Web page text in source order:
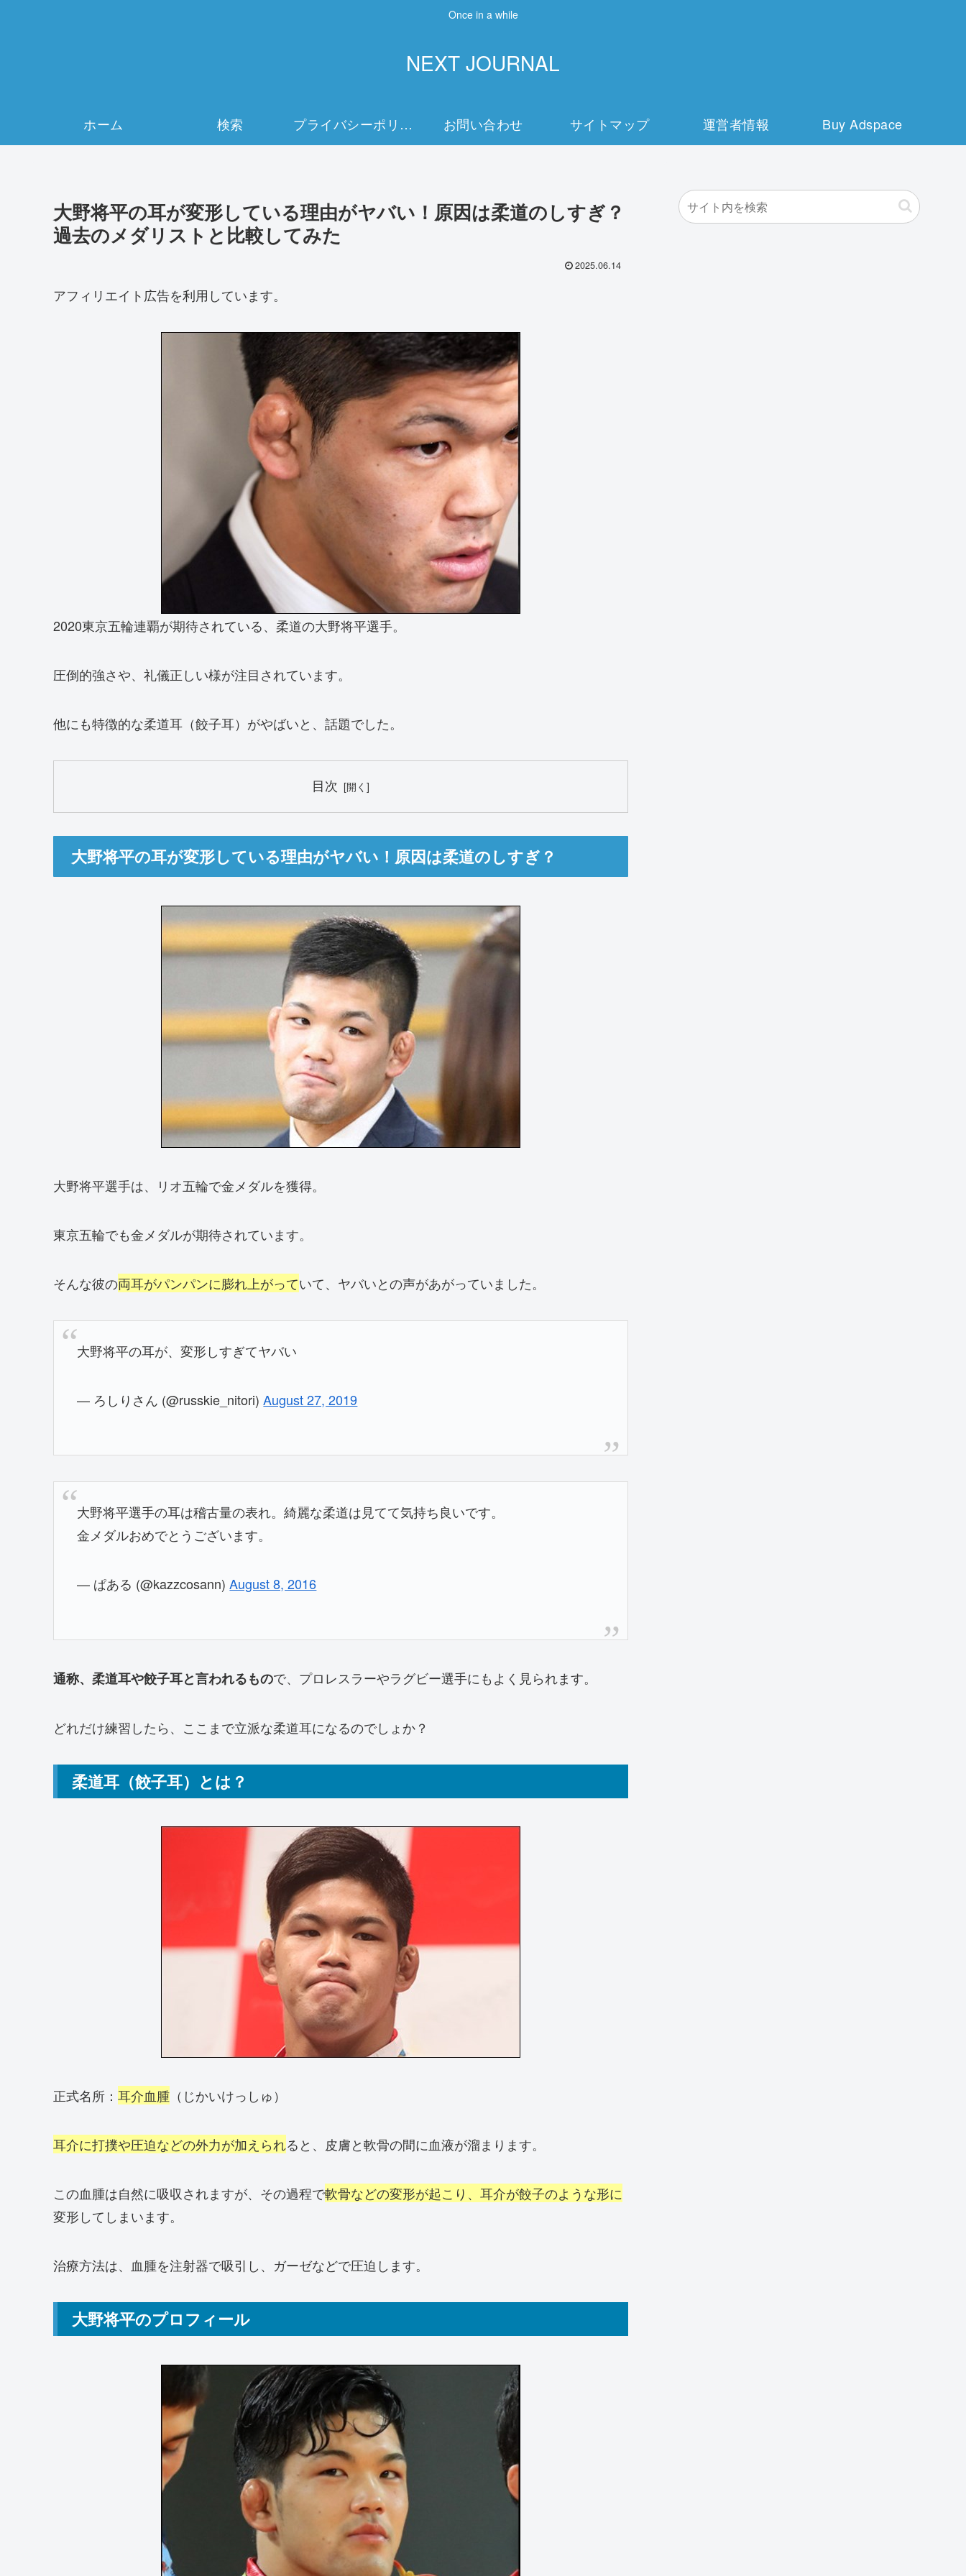
Once in a while
NEXT JOURNAL
ホーム 検索 プライバシーポリシー お問い合わせ サイトマップ 運営者情報 Buy Adspace
大野将平の耳が変形している理由がヤバい！原因は柔道のしすぎ？
過去のメダリストと比較してみた
2025.06.14
アフィリエイト広告を利用しています。
2020東京五輪連覇が期待されている、柔道の大野将平選手。
圧倒的強さや、礼儀正しい様が注目されています。
他にも特徴的な柔道耳（餃子耳）がやばいと、話題でした。
目次
大野将平の耳が変形している理由がヤバい！原因は柔道のしすぎ？
大野将平選手は、リオ五輪で金メダルを獲得。
東京五輪でも金メダルが期待されています。
そんな彼の両耳がパンパンに膨れ上がっていて、ヤバいとの声があがっていました。
大野将平の耳が、変形しすぎてヤバい
— ろしりさん (@russkie_nitori)August 27, 2019
大野将平選手の耳は稽古量の表れ。綺麗な柔道は見てて気持ち良いです。
金メダルおめでとうございます。
— ぱある (@kazzcosann)August 8, 2016
通称、柔道耳や餃子耳と言われるもので、プロレスラーやラグビー選手にもよく見られます。
どれだけ練習したら、ここまで立派な柔道耳になるのでしょか？
柔道耳（餃子耳）とは？
正式名所： 耳介血腫 （じかいけっしゅ）
耳介に打撲や圧迫などの外力が加えられると、皮膚と軟骨の間に血液が溜まります。
この血腫は自然に吸収されますが、その過程で軟骨などの変形が起こり、耳介が餃子のような形に
変形してしまいます。
治療方法は、血腫を注射器で吸引し、ガーゼなどで圧迫します。
大野将平のプロフィール